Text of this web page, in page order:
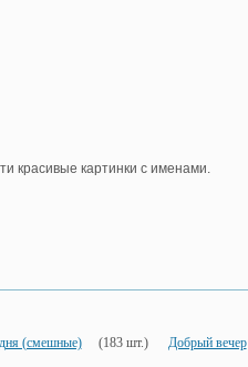
красивые картинки с именами.
(смешные) (183 шт.) Добрый вечер